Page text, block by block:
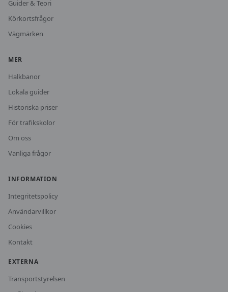
Guider & Teori
Körkortsfrågor
Vägmärken
MER
Halkbanor
Lokala guider
Historiska priser
För trafikskolor
Om oss
Vanliga frågor
INFORMATION
Integritetspolicy
Användarvillkor
Cookies
Kontakt
EXTERNA
Transportstyrelsen